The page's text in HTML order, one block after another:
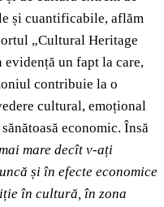
și cuantificabile, aflăm
„Cultural Heritage
evidență un fapt la care,
contribuie la o
cultural, emoțional
economic. Însă
mare decît v-ați
și în efecte economice
în cultură, în zona